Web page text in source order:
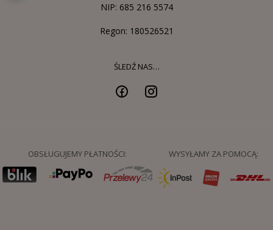
NIP: 685 216 5574
Regon: 180526521
ŚLEDŹ NAS…
OBSŁUGUJEMY PŁATNOŚCI: WYSYŁAMY ZA POMOCĄ: